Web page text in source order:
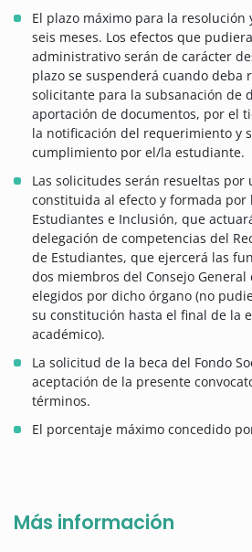
El plazo máximo para la resolución
seis meses. Los efectos que
administrativo serán de carácter
plazo se suspenderá cuando deba
solicitante para la subsanación de
aportación de documentos, por el
la notificación del requerimiento y
cumplimiento por el/la estudiante.
Las solicitudes serán resueltas por
constituida al efecto y formada por
Estudiantes e Inclusión, que
delegación de competencias del
de Estudiantes, que ejercerá las
dos miembros del Consejo General
elegidos por dicho órgano (no
su constitución hasta el final de la
académico).
La solicitud de la beca del Fondo
aceptación de la presente
términos.
El porcentaje máximo concedido
Más información